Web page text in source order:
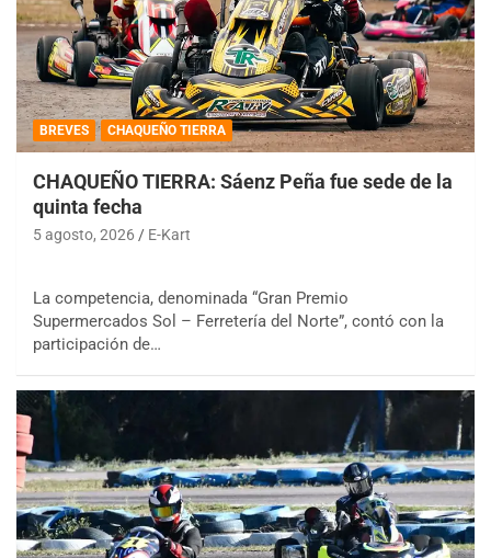
BREVES CHAQUEÑO TIERRA
CHAQUEÑO TIERRA: Sáenz Peña fue sede de la
quinta fecha
5 agosto, 2026 E-Kart
La competencia, denominada “Gran Premio
Supermercados Sol – Ferretería del Norte”, contó con la
participación de…